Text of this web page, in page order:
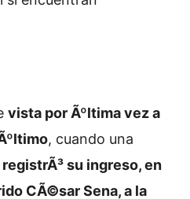
vista por Ãºltima vez a
, cuando una
su ingreso, en
CÃ©sar Sena, a la